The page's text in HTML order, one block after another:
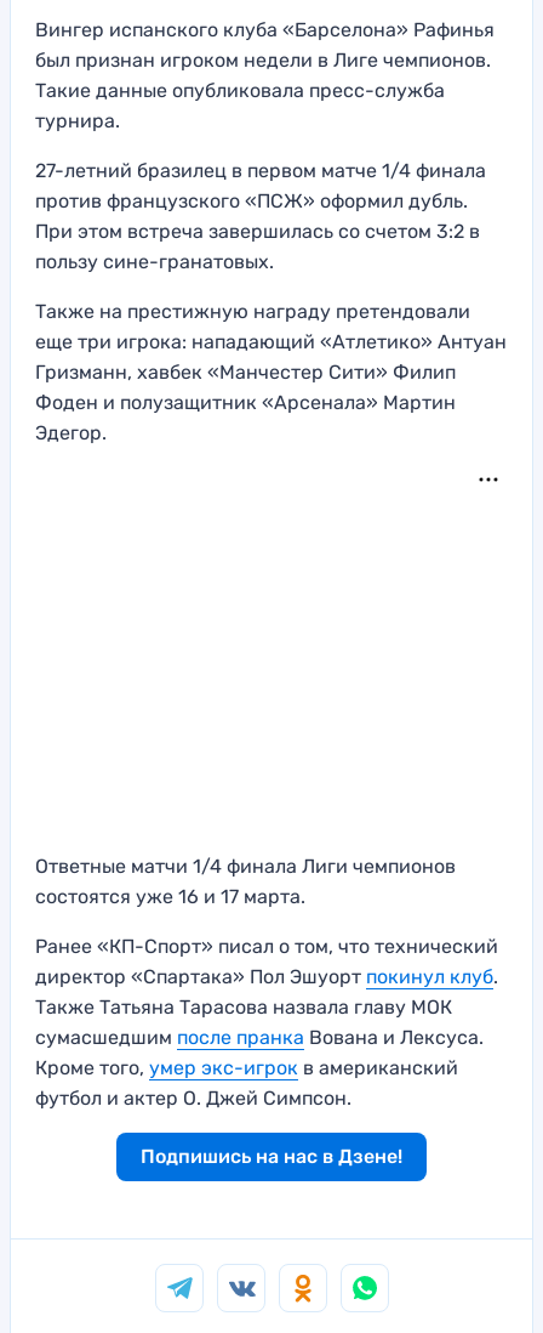
Вингер испанского клуба «Барселона» Рафинья
был признан игроком недели в Лиге чемпионов.
Такие данные опубликовала пресс-служба
турнира.
27-летний бразилец в первом матче 1/4 финала
против французского «ПСЖ» оформил дубль.
При этом встреча завершилась со счетом 3:2 в
пользу сине-гранатовых.
Также на престижную награду претендовали
еще три игрока: нападающий «Атлетико» Антуан
Гризманн, хавбек «Манчестер Сити» Филип
Фоден и полузащитник «Арсенала» Мартин
Эдегор.
Ответные матчи 1/4 финала Лиги чемпионов
состоятся уже 16 и 17 марта.
Ранее «КП-Спорт» писал о том, что технический
директор «Спартака» Пол Эшуорт покинул клуб.
Также Татьяна Тарасова назвала главу МОК
сумасшедшим после пранка Вована и Лексуса.
Кроме того, умер экс-игрок в американский
футбол и актер О. Джей Симпсон.
Подпишись на нас в Дзене!